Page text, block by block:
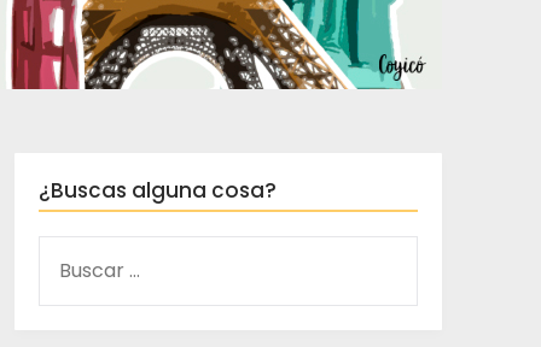
¿Buscas alguna cosa?